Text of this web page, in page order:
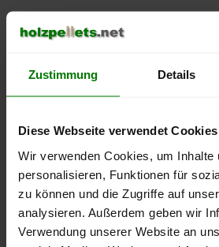
Zustimmung Details
Diese Webseite verwendet Cookies
Wir verwenden Cookies, um Inhalte
personalisieren, Funktionen für
zu können und die Zugriffe auf
analysieren. Außerdem geben wir
Verwendung unserer Website an
lose Ware
September
2025
Januar
2026
250 €